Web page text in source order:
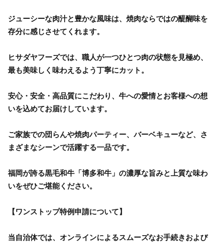
ジューシーな肉汁と豊かな風味は、焼肉ならではの醍醐味を
存分に感じさせてくれます。
ヒサダヤフーズでは、職人が一つひとつ肉の状態を見極め、
最も美味しく味わえるよう丁寧にカット。
安心・安全・高品質にこだわり、牛への愛情とお客様への想
いを込めてお届けしています。
ご家族での団らんや焼肉パーティー、バーベキューなど、さ
まざまなシーンで活躍する一品です。
福岡が誇る黒毛和牛「博多和牛」の濃厚な旨みと上質な味わ
いをぜひご堪能ください。
【ワンストップ特例申請について】
当自治体では、オンラインによるスムーズなお手続きおよび